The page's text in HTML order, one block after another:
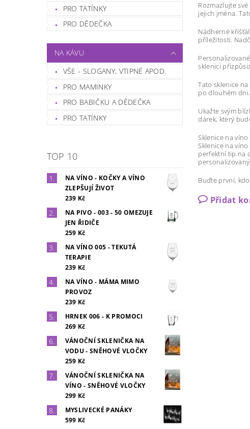
PRO TATÍNKY
PRO DĚDEČKA
NA KÁVU
VŠE - SLOGANY, VTIPNÉ APOD.
PRO MAMINKY
PRO BABIČKU A DĚDEČKA
PRO TATÍNKY
TOP 10
NA VÍNO - KOČKY A VÍNO
ZLEPŠUJÍ ŽIVOT
239 Kč
NA PIVO - 003 - 50 OMEZUJE
JEN ŘIDIČE
259 Kč
NA VÍNO 005 - TEKUTÁ
TERAPIE
239 Kč
NA VÍNO - MÁMA MIMO
PROVOZ
239 Kč
HRNEK 006 - K PROMOCI
269 Kč
VÁNOČNÍ SKLENIČKA NA
VODU - SNĚHOVÉ VLOČKY
259 Kč
VÁNOČNÍ SKLENIČKA NA
VÍNO - SNĚHOVÉ VLOČKY
299 Kč
MYSLIVECKÉ PANÁKY
599 Kč
Rozmazlujte
jejich jména.
Nádherné
příležitosti.
sklenici
Tato sklenice
po dlouhém
Ukažte svým
dárek, který
Sklenice na
Sklenice na
perfektní tip na
Buďte první,
Přidat